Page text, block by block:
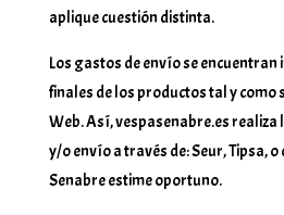
aplique cuestión distinta.
Los gastos de envío se encuentran
finales de los productos tal y como
Web. Así, vespasenabre.es realiza
y/o envío a través de: Seur, Tipsa,
Senabre estime oportuno.